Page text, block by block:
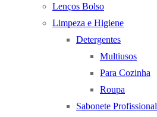
Lenços Bolso
Limpeza e Higiene
Detergentes
Multiusos
Para Cozinha
Roupa
Sabonete Profissional